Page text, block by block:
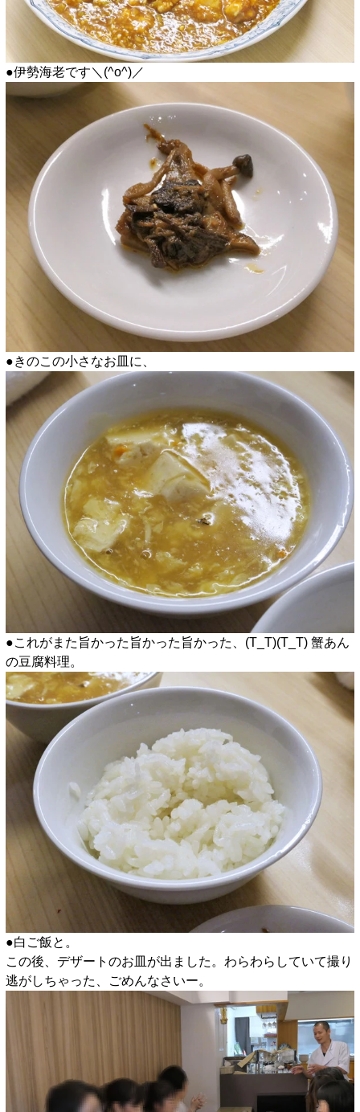
●伊勢海老です＼(^o^)／
●きのこの小さなお皿に、
●これがまた旨かった旨かった旨かった、(T_T)(T_T) 蟹あん
の豆腐料理。
●白ご飯と。
この後、デザートのお皿が出ました。わらわらしていて撮り
逃がしちゃった、ごめんなさいー。